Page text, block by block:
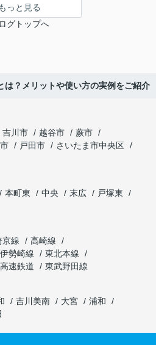
もっと見る
グトップへ
は？メリットや使い方の実例をご紹介
吉川市 越谷市
蕨市
戸田市
さいたま市中央区
本町東 中央 末広
戸塚東
京線
高崎線
勢崎線
東北本線
速鉄道
東武野田線
吉川美南 大宮
浦和